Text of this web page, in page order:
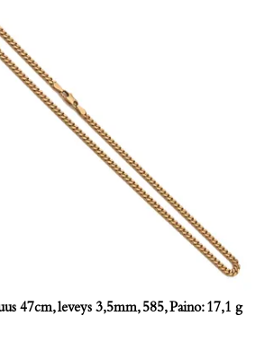
47cm, leveys 3,5mm, 585, Paino: 17,1 g